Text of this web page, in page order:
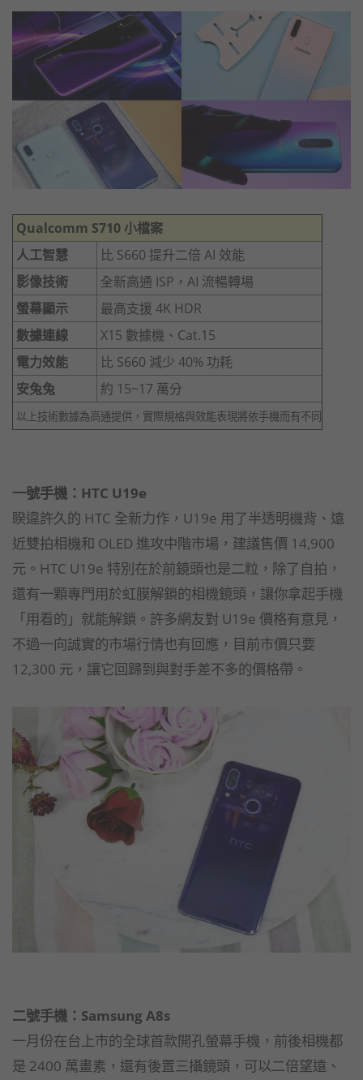
Qualcomm S710 小檔案
人工智慧
比 S660 提升二倍 AI 效能
影像技術
全新高通 ISP，AI 流暢轉場
螢幕顯示
最高支援 4K HDR
數據連線
X15 數據機、Cat.15
電力效能
比 S660 減少 40% 功耗
安兔兔
約 15~17 萬分
以上技術數據為高通提供，實際規格與效能表現將依手機而有不同
一號手機：HTC U19e
睽違許久的 HTC 全新力作，U19e 用了半透明機背、遠
近雙拍相機和 OLED 進攻中階市場，建議售價 14,900
元。HTC U19e 特別在於前鏡頭也是二粒，除了自拍，
還有一顆專門用於虹膜解鎖的相機鏡頭，讓你拿起手機
「用看的」就能解鎖。許多網友對 U19e 價格有意見，
不過一向誠實的市場行情也有回應，目前市價只要
12,300 元，讓它回歸到與對手差不多的價格帶。
二號手機：Samsung A8s
一月份在台上市的全球首款開孔螢幕手機，前後相機都
是 2400 萬畫素，還有後置三攝鏡頭，可以二倍望遠、